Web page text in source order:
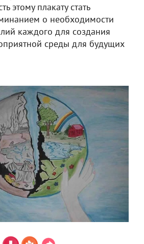
этому плакату стать
о необходимости
каждого для создания
среды для будущих